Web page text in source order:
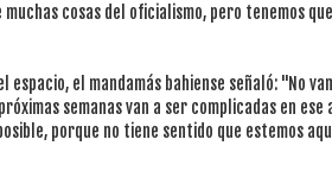
cosas del oficialismo, pero tenemos
el mandamás bahiense señaló: "No
semanas van a ser complicadas en
porque no tiene sentido que estemos